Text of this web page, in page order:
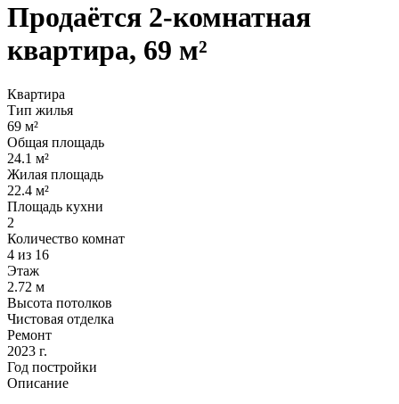
Продаётся 2-комнатная
квартира, 69 м²
Квартира
Тип жилья
69 м²
Общая площадь
24.1 м²
Жилая площадь
22.4 м²
Площадь кухни
2
Количество комнат
4 из 16
Этаж
2.72 м
Высота потолков
Чистовая отделка
Ремонт
2023 г.
Год постройки
Описание